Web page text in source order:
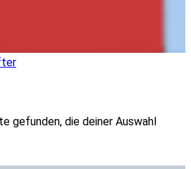
gefunden, die deiner Auswahl